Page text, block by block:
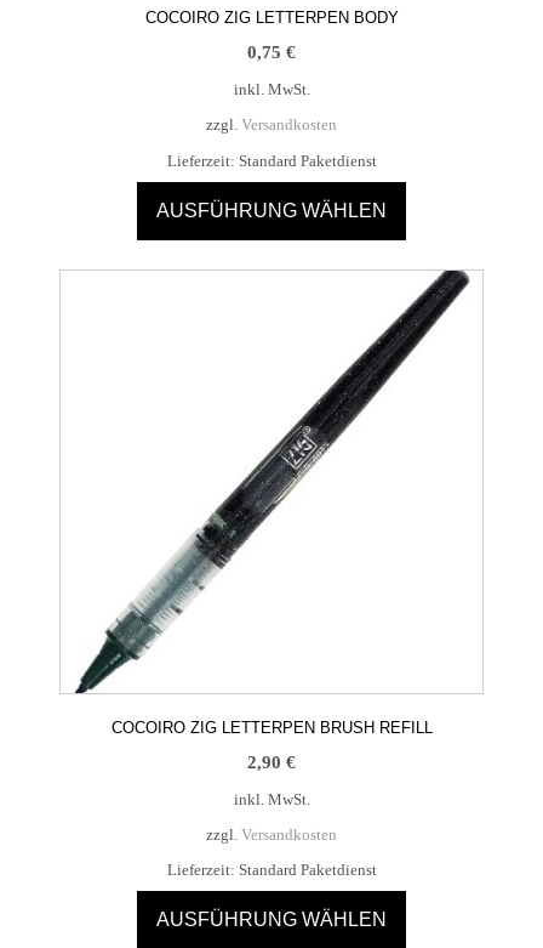
COCOIRO ZIG LETTERPEN BODY
0,75 €
inkl. MwSt.
zzgl. Versandkosten
Lieferzeit: Standard Paketdienst
AUSFÜHRUNG WÄHLEN
Produkt
Optionen
können
auf
der
COCOIRO ZIG LETTERPEN BRUSH REFILL
2,90 €
inkl. MwSt.
zzgl. Versandkosten
Lieferzeit: Standard Paketdienst
AUSFÜHRUNG WÄHLEN